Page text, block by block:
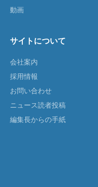
動画
サイトについて
会社案内
採用情報
お問い合わせ
ニュース読者投稿
編集長からの手紙